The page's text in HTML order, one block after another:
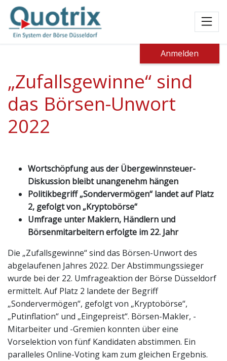
Anmelden
„Zufallsgewinne“ sind
das Börsen-Unwort
2022
Wortschöpfung aus der Übergewinnsteuer-
Diskussion bleibt unangenehm hängen
Politikbegriff „Sondervermögen“ landet auf Platz
2, gefolgt von „Kryptobörse“
Umfrage unter Maklern, Händlern und
Börsenmitarbeitern erfolgte im 22. Jahr
Die „Zufallsgewinne“ sind das Börsen-Unwort des
abgelaufenen Jahres 2022. Der Abstimmungssieger
wurde bei der 22. Umfrageaktion der Börse Düsseldorf
ermittelt. Auf Platz 2 landete der Begriff
„Sondervermögen“, gefolgt von „Kryptobörse“,
„Putinflation“ und „Eingepreist“. Börsen-Makler, -
Mitarbeiter und -Gremien konnten über eine
Vorselektion von fünf Kandidaten abstimmen. Ein
paralleles Online-Voting kam zum gleichen Ergebnis.